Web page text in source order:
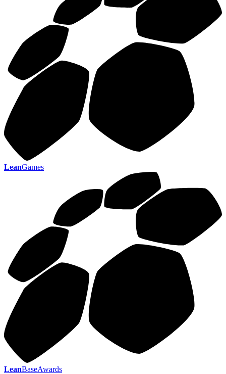
LeanGames
LeanBaseAwards